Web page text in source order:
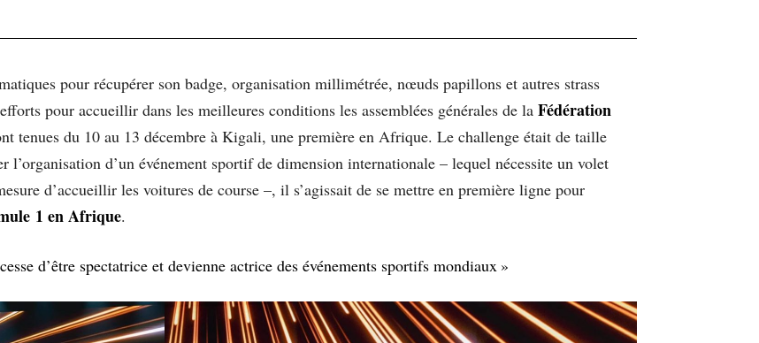
pour récupérer son badge, organisation millimétrée, nœuds papillons et autres strass
efforts pour accueillir dans les meilleures conditions les assemblées générales de la Fédération
tenues du 10 au 13 décembre à Kigali, une première en Afrique. Le challenge était de taille
l’organisation d’un événement sportif de dimension internationale – lequel nécessite un volet
d’accueillir les voitures de course –, il s’agissait de se mettre en première ligne pour
1 en Afrique.
d’être spectatrice et devienne actrice des événements sportifs mondiaux »